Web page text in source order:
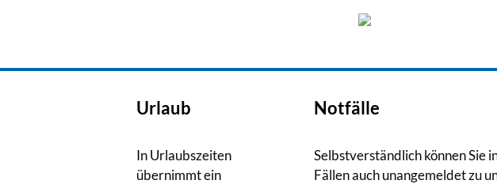
Urlaub
In Urlaubszeiten
übernimmt ein
Notfälle
Selbstverständlich können Sie
Fällen auch unangemeldet zu